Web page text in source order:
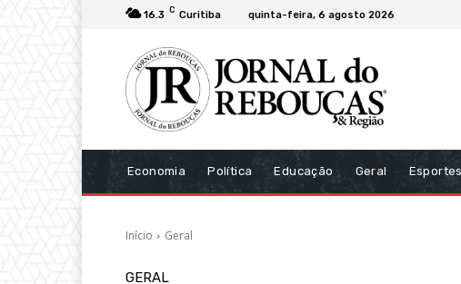
16.3 C Curitiba quinta-feira, 6 agosto 2026
Economia Política Educação Geral Esportes
Início Geral
GERAL